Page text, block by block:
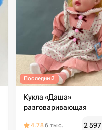
Последний
Кукла «Даша»
разговаривающая
4.786 тыс. 2 597